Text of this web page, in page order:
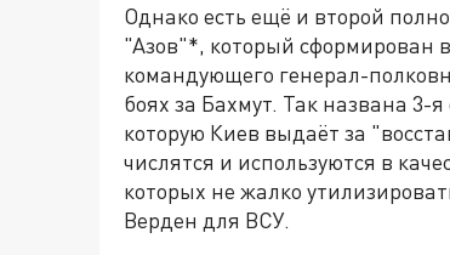
Однако есть ещё и второй
"Азов"*, который сформирован
командующего генерал-
боях за Бахмут. Так названа 3-
которую Киев выдаёт за
числятся и используются в
которых не жалко
Верден для ВСУ.